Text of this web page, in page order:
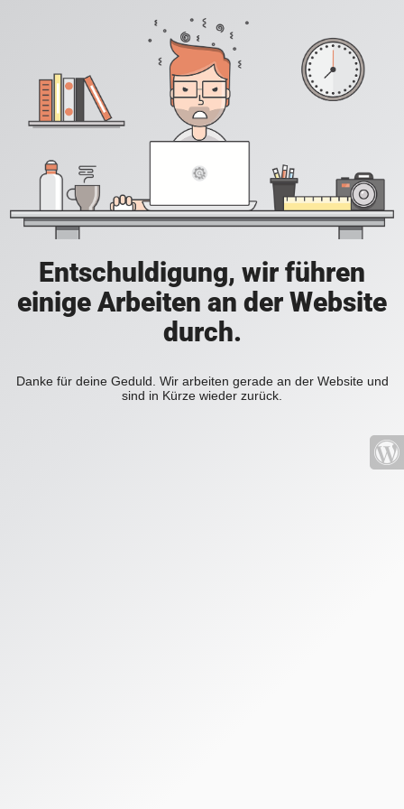
Entschuldigung, wir führen
einige Arbeiten an der Website
durch.
Danke für deine Geduld. Wir arbeiten gerade an der Website und
sind in Kürze wieder zurück.